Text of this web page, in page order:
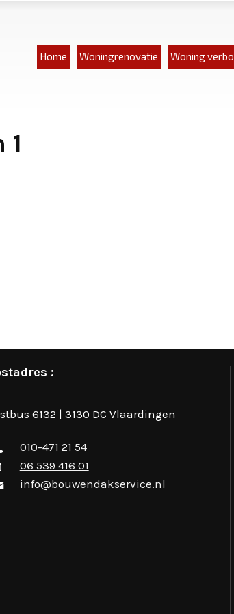
Home Woningrenovatie Woning
:
6132 | 3130 DC Vlaardingen
010-471 21 54
06 539 416 01
info@bouwendakservice.nl